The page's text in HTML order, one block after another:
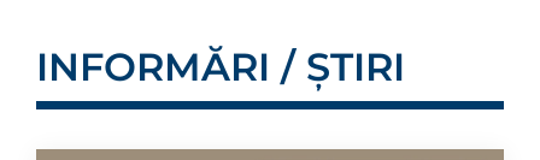
INFORMĂRI / ȘTIRI